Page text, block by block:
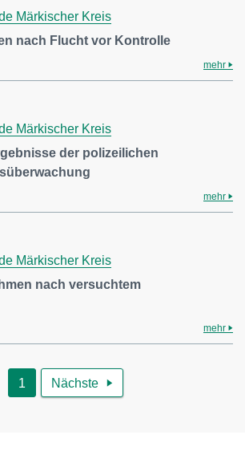
Märkischer Kreis
nach Flucht vor Kontrolle
mehr
Märkischer Kreis
der polizeilichen
mehr
Märkischer Kreis
nach versuchtem
mehr
1 Nächste 